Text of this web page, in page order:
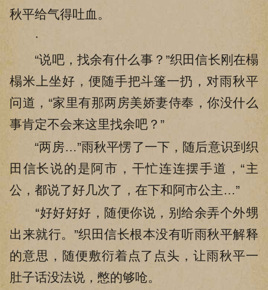
秋平给气得吐血。
·
“说吧，找余有什么事？”织田信长刚在榻
榻米上坐好，便随手把斗篷一扔，对雨秋平
问道，“家里有那两房美娇妻侍奉，你没什么
事肯定不会来这里找余吧？”
“两房…”雨秋平愣了一下，随后意识到织
田信长说的是阿市，干忙连连摆手道，“主
公，都说了好几次了，在下和阿市公主…”
“好好好好，随便你说，别给余弄个外甥
出来就行。”织田信长根本没有听雨秋平解释
的意思，随便敷衍着点了点头，让雨秋平一
肚子话没法说，憋的够呛。